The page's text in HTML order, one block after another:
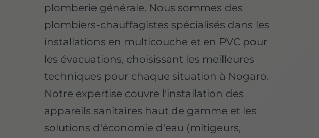
plomberie générale. Nous sommes des
plombiers-chauffagistes spécialisés dans les
installations en multicouche et en PVC pour
les évacuations, choisissant les meilleures
techniques pour chaque situation à Nogaro.
Notre expertise couvre l'installation des
appareils sanitaires haut de gamme et les
solutions d'économie d'eau (mitigeurs,